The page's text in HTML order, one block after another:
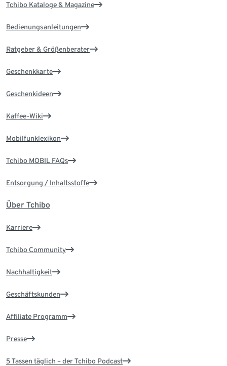
Tchibo Kataloge & Magazine
Bedienungsanleitungen
Ratgeber & Größenberater
Geschenkkarte
Geschenkideen
Kaffee-Wiki
Mobilfunklexikon
Tchibo MOBIL FAQs
Entsorgung / Inhaltsstoffe
Über Tchibo
Karriere
Tchibo Community
Nachhaltigkeit
Geschäftskunden
Affiliate Programm
Presse
5 Tassen täglich – der Tchibo Podcast